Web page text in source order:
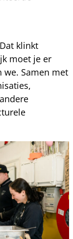
klinkt
moet je er
we. Samen met